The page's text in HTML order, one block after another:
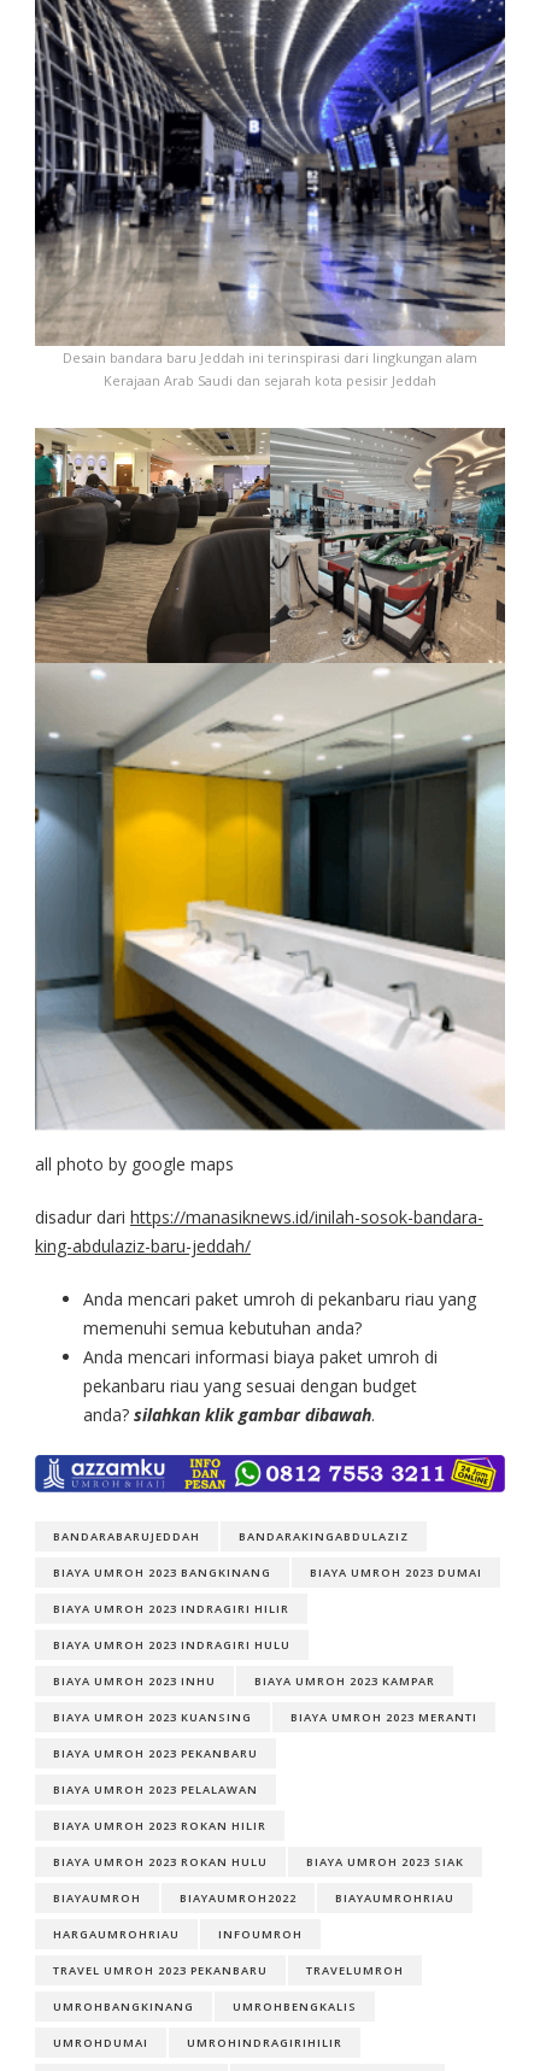
Desain bandara baru Jeddah ini terinspirasi dari lingkungan alam
Kerajaan Arab Saudi dan sejarah kota pesisir Jeddah
all photo by google maps
disadur dari https://manasiknews.id/inilah-sosok-bandara-
king-abdulaziz-baru-jeddah/
Anda mencari paket umroh di pekanbaru riau yang
memenuhi semua kebutuhan anda?
Anda mencari informasi biaya paket umroh di
pekanbaru riau yang sesuai dengan budget
anda? silahkan klik gambar dibawah.
BANDARABARUJEDDAH BANDARAKINGABDULAZIZ
BIAYA UMROH 2023 BANGKINANG BIAYA UMROH 2023 DUMAI
BIAYA UMROH 2023 INDRAGIRI HILIR
BIAYA UMROH 2023 INDRAGIRI HULU
BIAYA UMROH 2023 INHU BIAYA UMROH 2023 KAMPAR
BIAYA UMROH 2023 KUANSING BIAYA UMROH 2023 MERANTI
BIAYA UMROH 2023 PEKANBARU
BIAYA UMROH 2023 PELALAWAN
BIAYA UMROH 2023 ROKAN HILIR
BIAYA UMROH 2023 ROKAN HULU BIAYA UMROH 2023 SIAK
BIAYAUMROH BIAYAUMROH2022 BIAYAUMROHRIAU
HARGAUMROHRIAU INFOUMROH
TRAVEL UMROH 2023 PEKANBARU TRAVELUMROH
UMROHBANGKINANG UMROHBENGKALIS
UMROHDUMAI UMROHINDRAGIRIHILIR